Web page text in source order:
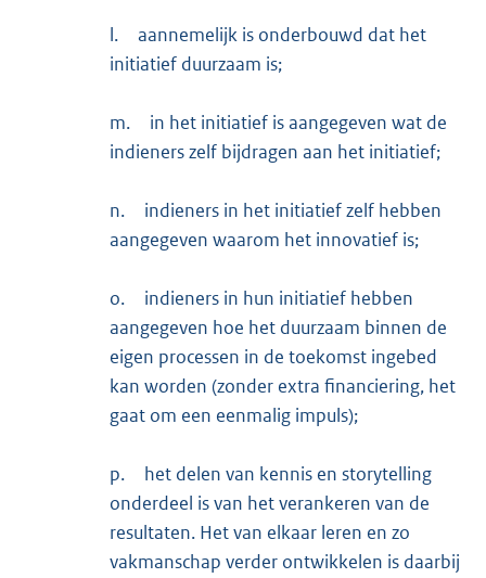
l.
aannemelijk is onderbouwd dat het
initiatief duurzaam is;
m.
in het initiatief is aangegeven wat de
indieners zelf bijdragen aan het initiatief;
n.
indieners in het initiatief zelf hebben
aangegeven waarom het innovatief is;
o.
indieners in hun initiatief hebben
aangegeven hoe het duurzaam binnen de
eigen processen in de toekomst ingebed
kan worden (zonder extra financiering, het
gaat om een eenmalig impuls);
p.
het delen van kennis en storytelling
onderdeel is van het verankeren van de
resultaten. Het van elkaar leren en zo
vakmanschap verder ontwikkelen is daarbij